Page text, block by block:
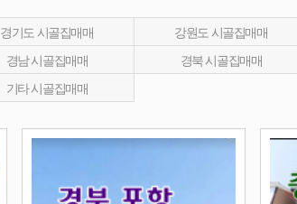
경기도 시골집매매 강원도 시골집매매
경남 시골집매매 경북 시골집매매
기타 시골집매매